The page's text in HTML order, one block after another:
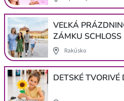
VEĽKÁ
ZÁMKU SCHLOSS
Rakúsko
DETSKÉ TVORIVÉ